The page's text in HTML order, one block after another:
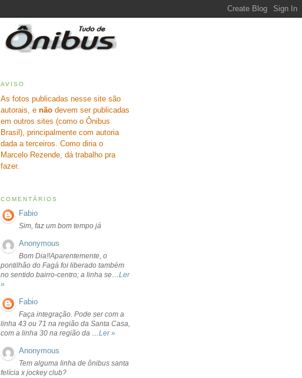
AVISO
As fotos publicadas nesse site são
autorais, e não devem ser publicadas
em outros sites (como o Ônibus
Brasil), principalmente com autoria
dada a terceiros. Como diria o
Marcelo Rezende, dá trabalho pra
fazer.
COMENTÁRIOS
Fabio
Sim, faz um bom tempo já
Anonymous
Bom Dia!!Aparentemente, o
pontilhão do Fagá foi liberado também
no sentido bairro-centro; a linha se…Ler
»
Fabio
Faça integração. Pode ser com a
linha 43 ou 71 na região da Santa Casa,
com a linha 30 na região da …Ler »
Anonymous
Tem alguma linha de ônibus santa
felícia x jockey club?